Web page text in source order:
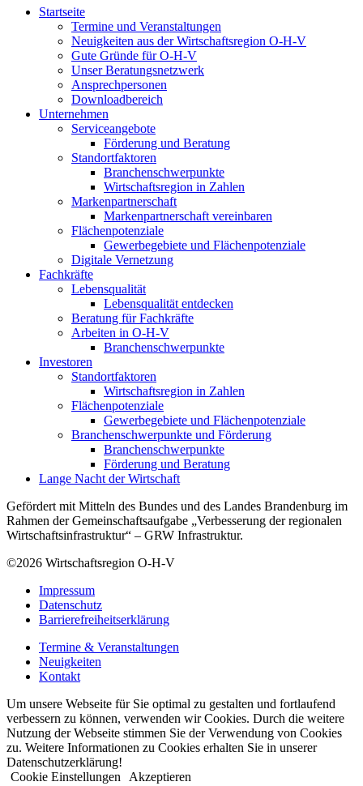
Startseite
Termine und Veranstaltungen
Neuigkeiten aus der Wirtschaftsregion O-H-V
Gute Gründe für O-H-V
Unser Beratungsnetzwerk
Ansprechpersonen
Downloadbereich
Unternehmen
Serviceangebote
Förderung und Beratung
Standortfaktoren
Branchenschwerpunkte
Wirtschaftsregion in Zahlen
Markenpartnerschaft
Markenpartnerschaft vereinbaren
Flächenpotenziale
Gewerbegebiete und Flächenpotenziale
Digitale Vernetzung
Fachkräfte
Lebensqualität
Lebensqualität entdecken
Beratung für Fachkräfte
Arbeiten in O-H-V
Branchenschwerpunkte
Investoren
Standortfaktoren
Wirtschaftsregion in Zahlen
Flächenpotenziale
Gewerbegebiete und Flächenpotenziale
Branchenschwerpunkte und Förderung
Branchenschwerpunkte
Förderung und Beratung
Lange Nacht der Wirtschaft
Gefördert mit Mitteln des Bundes und des Landes Brandenburg im
Rahmen der Gemeinschaftsaufgabe „Verbesserung der regionalen
Wirtschaftsinfrastruktur“ – GRW Infrastruktur.
©2026 Wirtschaftsregion O-H-V
Impressum
Datenschutz
Barrierefreiheitserklärung
Termine & Veranstaltungen
Neuigkeiten
Kontakt
Um unsere Webseite für Sie optimal zu gestalten und fortlaufend
verbessern zu können, verwenden wir Cookies. Durch die weitere
Nutzung der Webseite stimmen Sie der Verwendung von Cookies
zu. Weitere Informationen zu Cookies erhalten Sie in unserer
Datenschutzerklärung!
Cookie Einstellungen
Akzeptieren